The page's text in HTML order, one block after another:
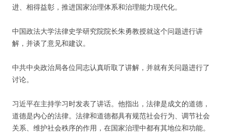
进、相得益彰，推进国家治理体系和治理能力现代化。
中国政法大学法律史学研究院院长朱勇教授就这个问题进行讲
解，并谈了意见和建议。
中共中央政治局各位同志认真听取了讲解，并就有关问题进行了
讨论。
习近平在主持学习时发表了讲话。他指出，法律是成文的道德，
道德是内心的法律。法律和道德都具有规范社会行为、调节社会
关系、维护社会秩序的作用，在国家治理中都有其地位和功能。